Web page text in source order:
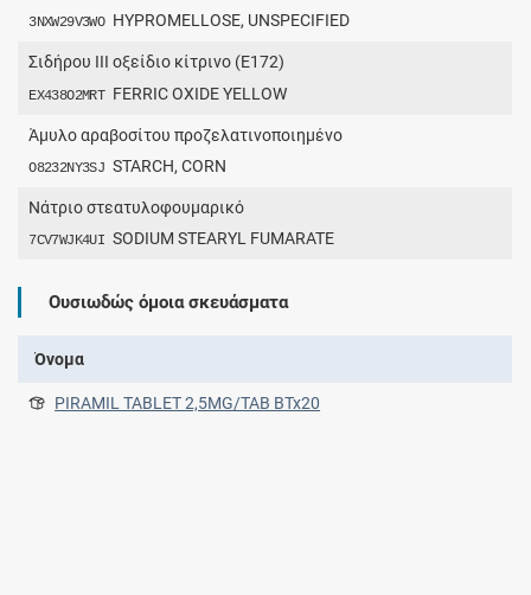
3NXW29V3WO HYPROMELLOSE, UNSPECIFIED
Σιδήρου ΙΙΙ οξείδιο κίτρινο (E172)
EX438O2MRT FERRIC OXIDE YELLOW
Άμυλο αραβοσίτου προζελατινοποιημένο
O8232NY3SJ STARCH, CORN
Νάτριο στεατυλοφουμαρικό
7CV7WJK4UI SODIUM STEARYL FUMARATE
Ουσιωδώς όμοια σκευάσματα
Όνομα
PIRAMIL TABLET 2,5MG/TAB BTx20